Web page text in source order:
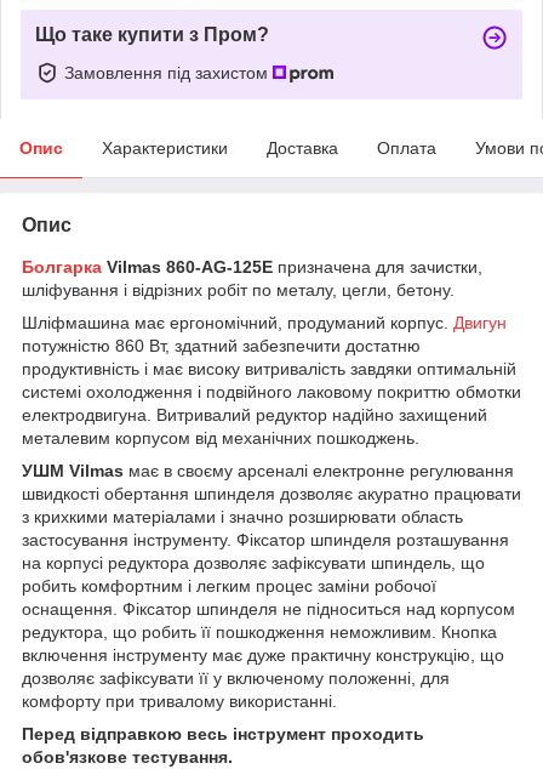
Що таке купити з Пром?
Замовлення під захистом
Опис Характеристики Доставка Оплата Умови
Опис
Болгарка Vilmas 860-AG-125E призначена для зачистки,
шліфування і відрізних робіт по металу, цегли, бетону.
Шліфмашина має ергономічний, продуманий корпус. Двигун
потужністю 860 Вт, здатний забезпечити достатню
продуктивність і має високу витривалість завдяки оптимальній
системі охолодження і подвійного лаковому покриттю обмотки
електродвигуна. Витривалий редуктор надійно захищений
металевим корпусом від механічних пошкоджень.
УШМ Vilmas має в своєму арсеналі електронне регулювання
швидкості обертання шпинделя дозволяє акуратно працювати
з крихкими матеріалами і значно розширювати область
застосування інструменту. Фіксатор шпинделя розташування
на корпусі редуктора дозволяє зафіксувати шпиндель, що
робить комфортним і легким процес заміни робочої
оснащення. Фіксатор шпинделя не підноситься над корпусом
редуктора, що робить її пошкодження неможливим. Кнопка
включення інструменту має дуже практичну конструкцію, що
дозволяє зафіксувати її у включеному положенні, для
комфорту при тривалому використанні.
Перед відправкою весь інструмент проходить
обов'язкове тестування.